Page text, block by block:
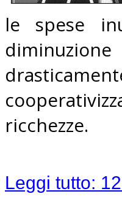
le spese
ricchezze.
Leggi tutto: